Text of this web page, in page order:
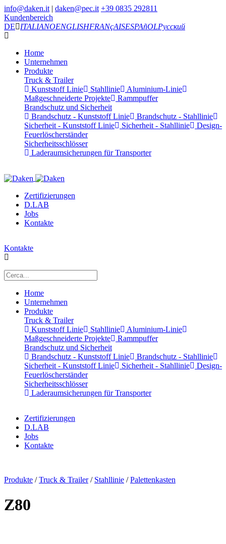
info@daken.it | daken@pec.it +39 0835 292811
Kundenbereich
DE
ITALIANOENGLISHFRANçAISESPAñOLРусский
Home
Unternehmen
Produkte
Truck & Trailer
Kunststoff Linie
Stahllinie
Aluminium-Linie
Maßgeschneiderte Projekte
Rammpuffer
Brandschutz und Sicherheit
Brandschutz - Kunststoff Linie
Brandschutz - Stahllinie
Sicherheit - Kunststoff Linie
Sicherheit - Stahllinie
Design-
Feuerlöscherständer
Sicherheitsschlösser
Laderaumsicherungen für Transporter
Zertifizierungen
D.LAB
Jobs
Kontakte
Kontakte
Home
Unternehmen
Produkte
Truck & Trailer
Kunststoff Linie
Stahllinie
Aluminium-Linie
Maßgeschneiderte Projekte
Rammpuffer
Brandschutz und Sicherheit
Brandschutz - Kunststoff Linie
Brandschutz - Stahllinie
Sicherheit - Kunststoff Linie
Sicherheit - Stahllinie
Design-
Feuerlöscherständer
Sicherheitsschlösser
Laderaumsicherungen für Transporter
Zertifizierungen
D.LAB
Jobs
Kontakte
Produkte /Truck & Trailer/ Stahllinie /Palettenkasten
Z80